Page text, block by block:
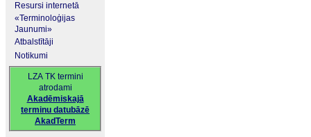
Resursi internetā
«Terminoloģijas
Jaunumi»
Atbalstītāji
Notikumi
LZA TK termini
atrodami
Akadēmiskajā
terminu datubāzē
AkadTerm